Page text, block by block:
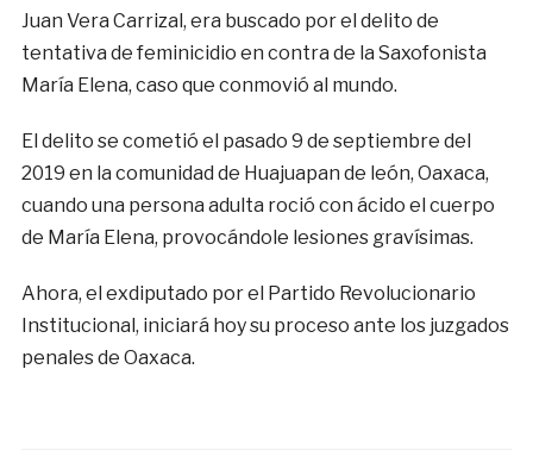
Juan Vera Carrizal, era buscado por el delito de
tentativa de feminicidio en contra de la Saxofonista
María Elena, caso que conmovió al mundo.
El delito se cometió el pasado 9 de septiembre del
2019 en la comunidad de Huajuapan de león, Oaxaca,
cuando una persona adulta roció con ácido el cuerpo
de María Elena, provocándole lesiones gravísimas.
Ahora, el exdiputado por el Partido Revolucionario
Institucional, iniciará hoy su proceso ante los juzgados
penales de Oaxaca.